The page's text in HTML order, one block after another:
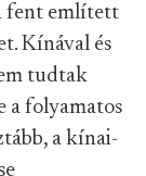
fent említett
Kínával és
tudtak
a folyamatos
a kínai-